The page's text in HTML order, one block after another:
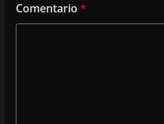
Comentario *